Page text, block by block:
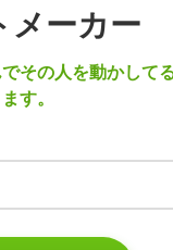
メーカー
その人を動かして
ます。